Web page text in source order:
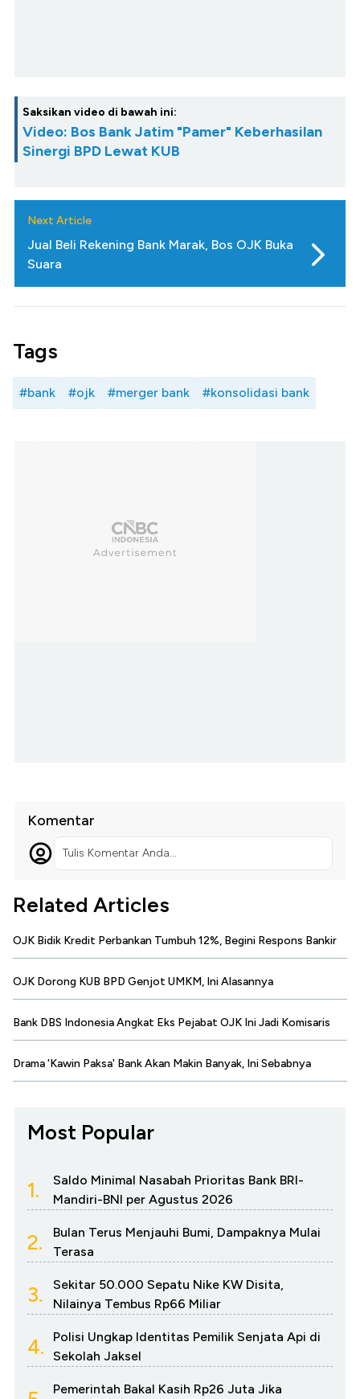
Saksikan video di bawah ini:
Video: Bos Bank Jatim "Pamer" Keberhasilan
Sinergi BPD Lewat KUB
Next Article
Jual Beli Rekening Bank Marak, Bos OJK Buka
Suara
Tags
#bank #ojk #merger bank #konsolidasi bank
Komentar
Tulis Komentar Anda...
Related Articles
OJK Bidik Kredit Perbankan Tumbuh 12%, Begini Respons Bankir
OJK Dorong KUB BPD Genjot UMKM, Ini Alasannya
Bank DBS Indonesia Angkat Eks Pejabat OJK Ini Jadi Komisaris
Drama 'Kawin Paksa' Bank Akan Makin Banyak, Ini Sebabnya
Most Popular
1.
Saldo Minimal Nasabah Prioritas Bank BRI-
Mandiri-BNI per Agustus 2026
2.
Bulan Terus Menjauhi Bumi, Dampaknya Mulai
Terasa
3.
Sekitar 50.000 Sepatu Nike KW Disita,
Nilainya Tembus Rp66 Miliar
4.
Polisi Ungkap Identitas Pemilik Senjata Api di
Sekolah Jaksel
Pemerintah Bakal Kasih Rp26 Juta Jika